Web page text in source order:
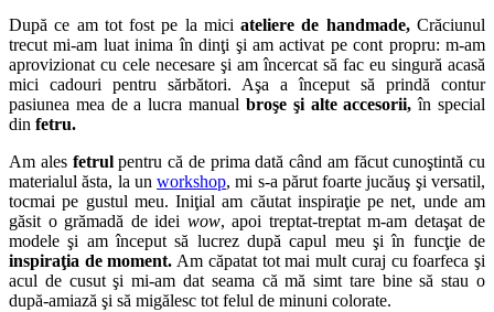
După ce am tot fost pe la miciateliere de handmade,Crăciunul
trecut mi-am luat inima în dinţi şi am activat pe cont propru: m-am
aprovizionat cu cele necesare şi am încercat să fac eu singură acasă
mici cadouri pentru sărbători. Aşa a început să prindă contur
pasiunea mea de a lucra manual broşe şi alte accesorii,în special
din fetru.
Am ales fetrulpentru că de prima dată când am făcut cunoştintă cu
materialul ăsta, la unworkshop, mi s-a părut foarte jucăuş şi versatil,
tocmai pe gustul meu. Iniţial am căutat inspiraţie pe net, unde am
găsit o grămadă de idei wow, apoi treptat-treptat m-am detaşat de
modele şi am început să lucrez după capul meu şi în funcţie de
inspiraţia de moment. Am căpatat tot mai mult curaj cu foarfeca şi
acul de cusut şi mi-am dat seama că mă simt tare bine să stau o
după-amiază şi să migălesc tot felul de minuni colorate.